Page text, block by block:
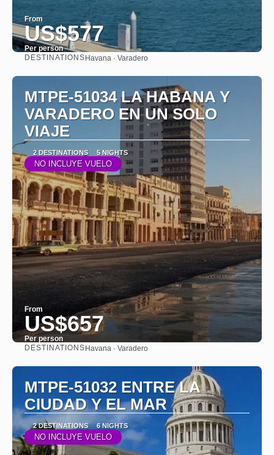
From
US$577
Per person
DESTINATIONSHavana · Varadero
MTPE-51034 LA HABANA Y
VARADERO EN UN SOLO
VIAJE
2 DESTINATIONS 5 NIGHTS
NO INCLUYE VUELO
From
US$657
Per person
DESTINATIONSHavana · Varadero
MTPE-51032 ENTRE LA
CIUDAD Y EL MAR
2 DESTINATIONS 6 NIGHTS
NO INCLUYE VUELO